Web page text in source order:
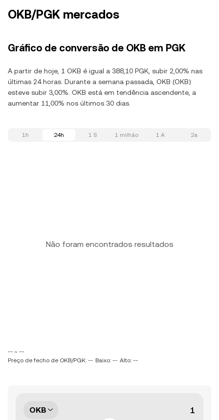
OKB/PGK mercados
Gráfico de conversão de OKB em PGK
A partir de hoje, 1 OKB é igual a 388,10 PGK, subir 2,00% nas
últimas 24 horas. Durante a semana passada, OKB (OKB)
esteve subir 3,00%. OKB está em tendência ascendente, a
aumentar 11,00% nos últimos 30 dias.
1h 24h 1 S 1 milhão 1 A 2a
Não foram encontrados resultados
-- ~ --
Preço de fecho de OKB/PGK: -- Baixo: -- Alto: --
OKB